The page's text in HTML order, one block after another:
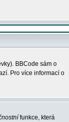
BBCode sám o
Pro více informací o
funkce, která